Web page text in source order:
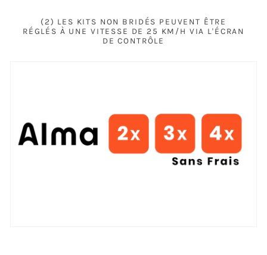
(2) LES KITS NON BRIDÉS PEUVENT ÊTRE
RÉGLÉS À UNE VITESSE DE 25 KM/H VIA L'ÉCRAN
DE CONTRÔLE